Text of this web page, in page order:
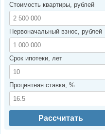
Стоимость квартиры, рублей
Первоначальный взнос, рублей
Срок ипотеки, лет
Процентная ставка, %
Рассчитать